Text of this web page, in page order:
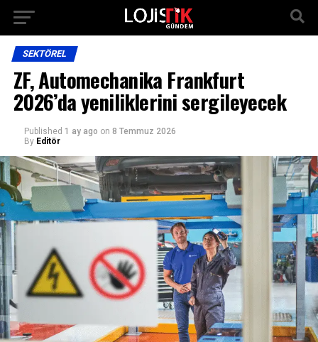
SEKTÖREL
ZF, Automechanika Frankfurt
2026’da yeniliklerini sergileyecek
Published 1 ay ago on 8 Temmuz 2026
By Editör